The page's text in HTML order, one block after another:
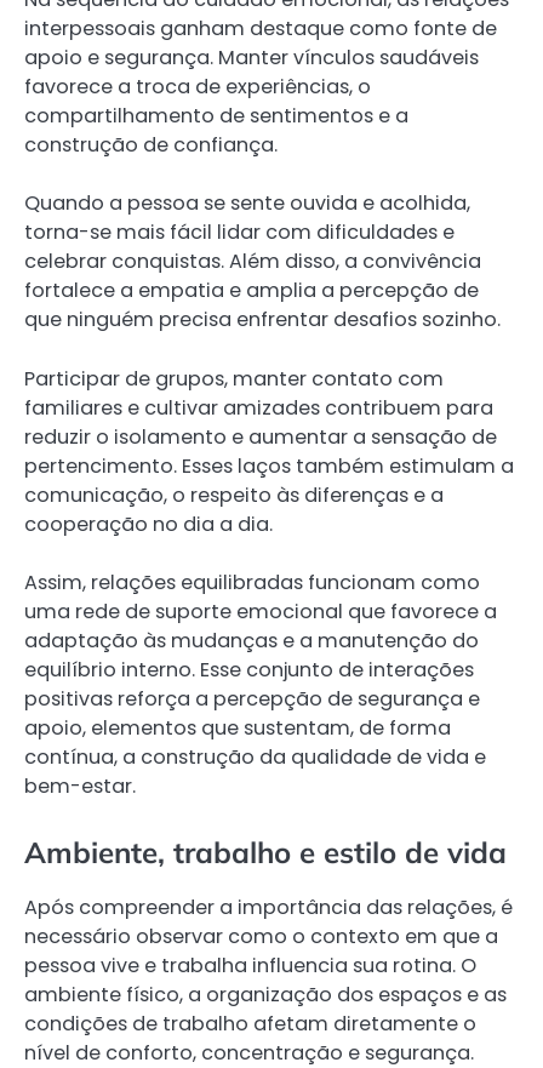
interpessoais ganham destaque como fonte de
apoio e segurança. Manter vínculos saudáveis
favorece a troca de experiências, o
compartilhamento de sentimentos e a
construção de confiança.
Quando a pessoa se sente ouvida e acolhida,
torna-se mais fácil lidar com dificuldades e
celebrar conquistas. Além disso, a convivência
fortalece a empatia e amplia a percepção de
que ninguém precisa enfrentar desafios sozinho.
Participar de grupos, manter contato com
familiares e cultivar amizades contribuem para
reduzir o isolamento e aumentar a sensação de
pertencimento. Esses laços também estimulam a
comunicação, o respeito às diferenças e a
cooperação no dia a dia.
Assim, relações equilibradas funcionam como
uma rede de suporte emocional que favorece a
adaptação às mudanças e a manutenção do
equilíbrio interno. Esse conjunto de interações
positivas reforça a percepção de segurança e
apoio, elementos que sustentam, de forma
contínua, a construção da qualidade de vida e
bem-estar.
Ambiente, trabalho e estilo de vida
Após compreender a importância das relações, é
necessário observar como o contexto em que a
pessoa vive e trabalha influencia sua rotina. O
ambiente físico, a organização dos espaços e as
condições de trabalho afetam diretamente o
nível de conforto, concentração e segurança.